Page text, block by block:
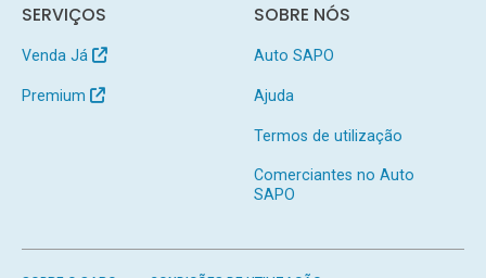
SERVIÇOS
Venda Já
Premium
SOBRE NÓS
Auto SAPO
Ajuda
Termos de utilização
Comerciantes no Auto
SAPO